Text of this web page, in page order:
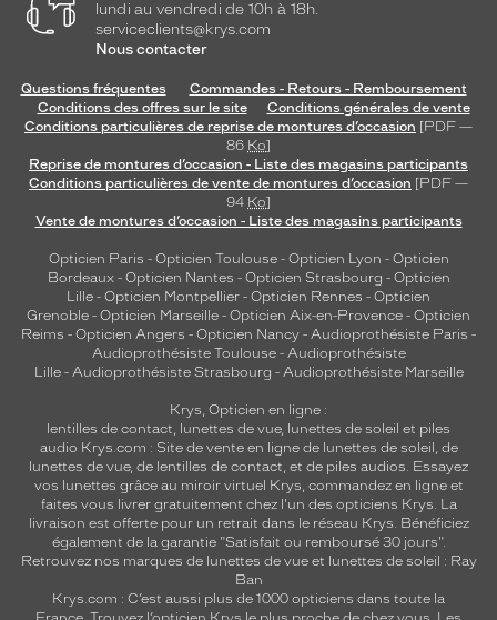
lundi au vendredi de 10h à 18h.
serviceclients@krys.com
Nous contacter
Questions fréquentes
Commandes - Retours - Remboursement
Conditions des offres sur le site
Conditions générales de vente
Conditions particulières de reprise de montures d’occasion [PDF —
86 Ko]
Reprise de montures d’occasion - Liste des magasins participants
Conditions particulières de vente de montures d’occasion [PDF —
94 Ko]
Vente de montures d’occasion - Liste des magasins participants
Opticien Paris - Opticien Toulouse- Opticien Lyon - Opticien
Bordeaux- Opticien Nantes - Opticien Strasbourg - Opticien
Lille - Opticien Montpellier - Opticien Rennes - Opticien
Grenoble - Opticien Marseille - Opticien Aix-en-Provence - Opticien
Reims - Opticien Angers - Opticien Nancy - Audioprothésiste Paris -
Audioprothésiste Toulouse- Audioprothésiste
Lille- Audioprothésiste Strasbourg - Audioprothésiste Marseille
Krys, Opticien en ligne :
lentilles de contact, lunettes de vue, lunettes de soleil et piles
audio Krys.com : Site de vente en ligne de lunettes de soleil, de
lunettes de vue, de lentilles de contact, et de piles audios. Essayez
vos lunettes grâce au miroir virtuel Krys, commandez en ligne et
faites vous livrer gratuitement chez l'un des opticiens Krys. La
livraison est offerte pour un retrait dans le réseau Krys. Bénéficiez
également de la garantie "Satisfait ou remboursé 30 jours".
Retrouvez nos marques de lunettes de vue et lunettes de soleil : Ray
Ban
Krys.com : C’est aussi plus de 1000 opticiens dans toute la